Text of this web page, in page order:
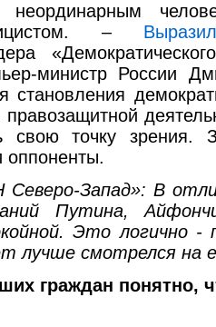
– Выразил
министр России
становления
свою точку
Запад»: В
Путина,
Это логично -
лучше смотрелся на
граждан понятно,